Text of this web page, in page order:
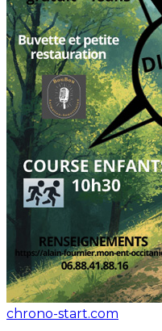
chrono-start.com